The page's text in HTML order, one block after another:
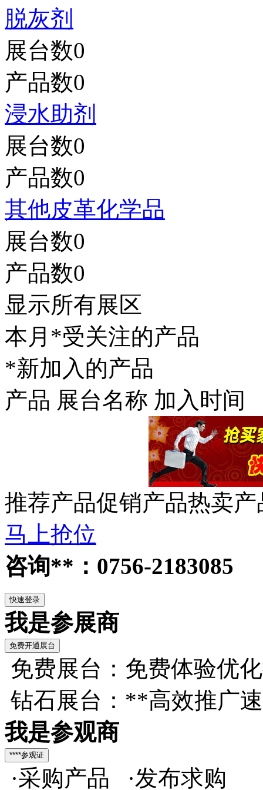
脱灰剂
展台数0
产品数0
浸水助剂
展台数0
产品数0
其他皮革化学品
展台数0
产品数0
显示所有展区
本月*受关注的产品
*新加入的产品
产品 展台名称 加入时间
推荐产品促销产品热卖产
马上抢位
咨询**：0756-2183085
我是参展商
免费展台：免费体验优
钻石展台：**高效推广
我是参观商
·采购产品 ·发布求购